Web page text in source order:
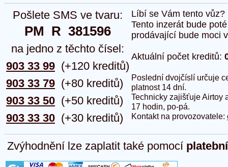
Pošlete SMS ve tvaru:
PM  R  381596
na jedno z těchto čísel:
903 33 99
903 33 79
903 33 50
903 33 30
(+120 kreditů)
(+80 kreditů)
(+50 kreditů)
(+30 kreditů)
Líbí se Vám tento
Tento inzerát bude
prodávající bude moci
Aktuální počet kreditů:
Poslední dvojčíslí určuje
platnost 14 dní.
Technicky zajišťuje Airtoy
17 hodin, po-pá.
Kontakt na provozovatele:
Zvýhodnění lze zaplatit také pomocí